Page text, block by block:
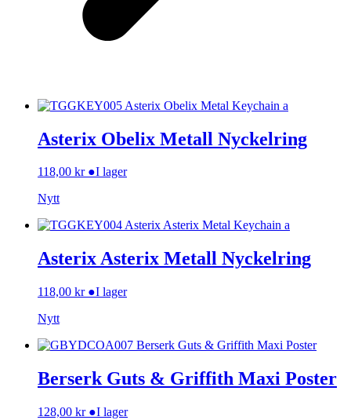
Asterix Obelix Metall Nyckelring
118,00 kr ●I lager
Nytt
Asterix Asterix Metall Nyckelring
118,00 kr ●I lager
Nytt
Berserk Guts & Griffith Maxi Poster
128,00 kr ●I lager